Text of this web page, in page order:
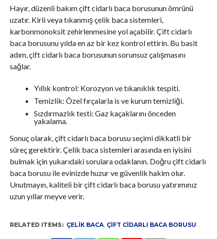
Hayır, düzenli bakım çift cidarlı baca borusunun ömrünü
uzatır. Kirli veya tıkanmış çelik baca sistemleri,
karbonmonoksit zehirlenmesine yol açabilir. Çift cidarlı
baca borusunu yılda en az bir kez kontrol ettirin. Bu basit
adım, çift cidarlı baca borusunun sorunsuz çalışmasını
sağlar.
Yıllık kontrol: Korozyon ve tıkanıklık tespiti.
Temizlik: Özel fırçalarla is ve kurum temizliği.
Sızdırmazlık testi: Gaz kaçaklarını önceden
yakalama.
Sonuç olarak, çift cidarlı baca borusu seçimi dikkatli bir
süreç gerektirir. Çelik baca sistemleri arasında en iyisini
bulmak için yukarıdaki sorulara odaklanın. Doğru çift cidarlı
baca borusu ile evinizde huzur ve güvenlik hakim olur.
Unutmayın, kaliteli bir çift cidarlı baca borusu yatırımınız
uzun yıllar meyve verir.
RELATED ITEMS: ÇELIK BACA, ÇIFT CIDARLI BACA BORUSU